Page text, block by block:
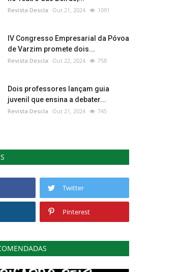
Revista Descla Out 21, 2024 1091
IV Congresso Empresarial da Póvoa
de Varzim promete dois...
Revista Descla Out 22, 2024 758
Dois professores lançam guia
juvenil que ensina a debater...
Revista Descla Out 21, 2024 745
Twitter
Pinterest